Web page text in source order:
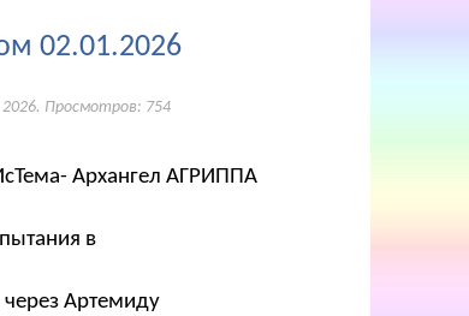
02.01.2026
. Просмотров: 754
Архангел АГРИППА
в
Артемиду